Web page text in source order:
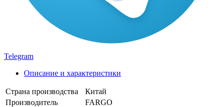
Telegram
Описание и характеристики
Страна производства
Китай
Производитель
FARGO